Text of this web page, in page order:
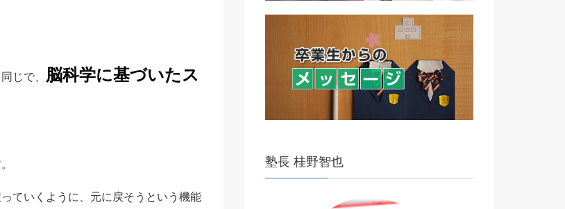
じで、
脳科学に基づいたス
ていくように、元に戻そうという機能
塾長 桂野智也